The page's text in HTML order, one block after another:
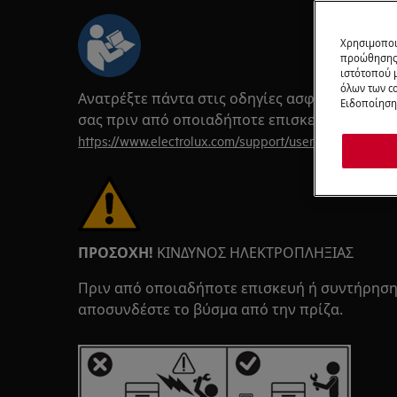
Ανατρέξτε πάντα στις οδηγίες ασφαλείας του
σας πριν από οποιαδήποτε επισκευή ή
https://www.electrolux.com/support/user-manuals/
ΠΡΟΣΟΧΗ! ΚΙΝΔΥΝΟΣ ΗΛΕΚΤΡΟΠΛΗΞΙΑΣ
Πριν από οποιαδήποτε επισκευή ή
αποσυνδέστε το βύσμα από την πρίζα.
προώθησης
ιστότοπού
όλων των